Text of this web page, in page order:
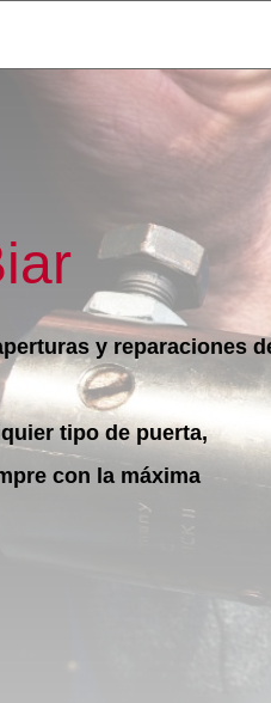
y reparaciones
tipo de puerta,
con la máxima